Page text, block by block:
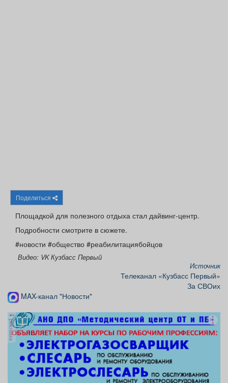
Поделиться
Площадкой для полезного отдыха стал дайвинг-центр.
Подробности смотрите в сюжете.
#новости #общество #реабилитациябойцов
Видео: VK Кузбасс Первый
Источник
Телеканал «Кузбасс Первый»
За СВОих
MAX-канал "Новости"
реклама